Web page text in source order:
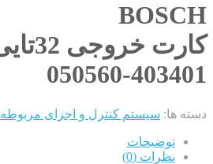
BOSCH
کارت خروجی 32تایی سیستم کنترل CC300M
050560-403401
دسته ها: سیستم کنترل و اجزای مربوطه
توضیحات
نظرات (0)